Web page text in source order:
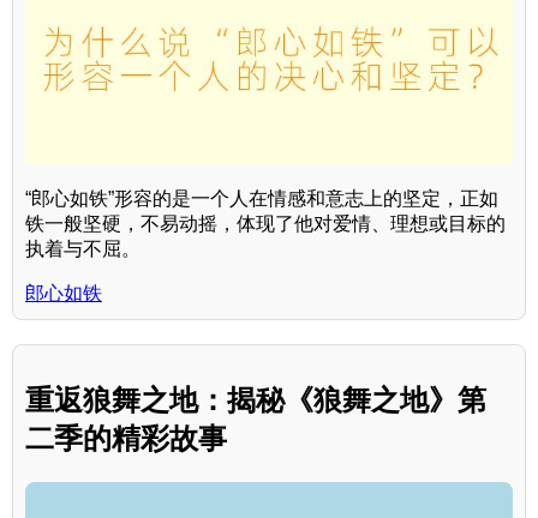
“郎心如铁”形容的是一个人在情感和意志上的坚定，正如
铁一般坚硬，不易动摇，体现了他对爱情、理想或目标的
执着与不屈。
郎心如铁
重返狼舞之地：揭秘《狼舞之地》第
二季的精彩故事